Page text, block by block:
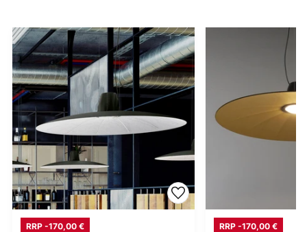
RRP -170,00 € RRP -170,00 €